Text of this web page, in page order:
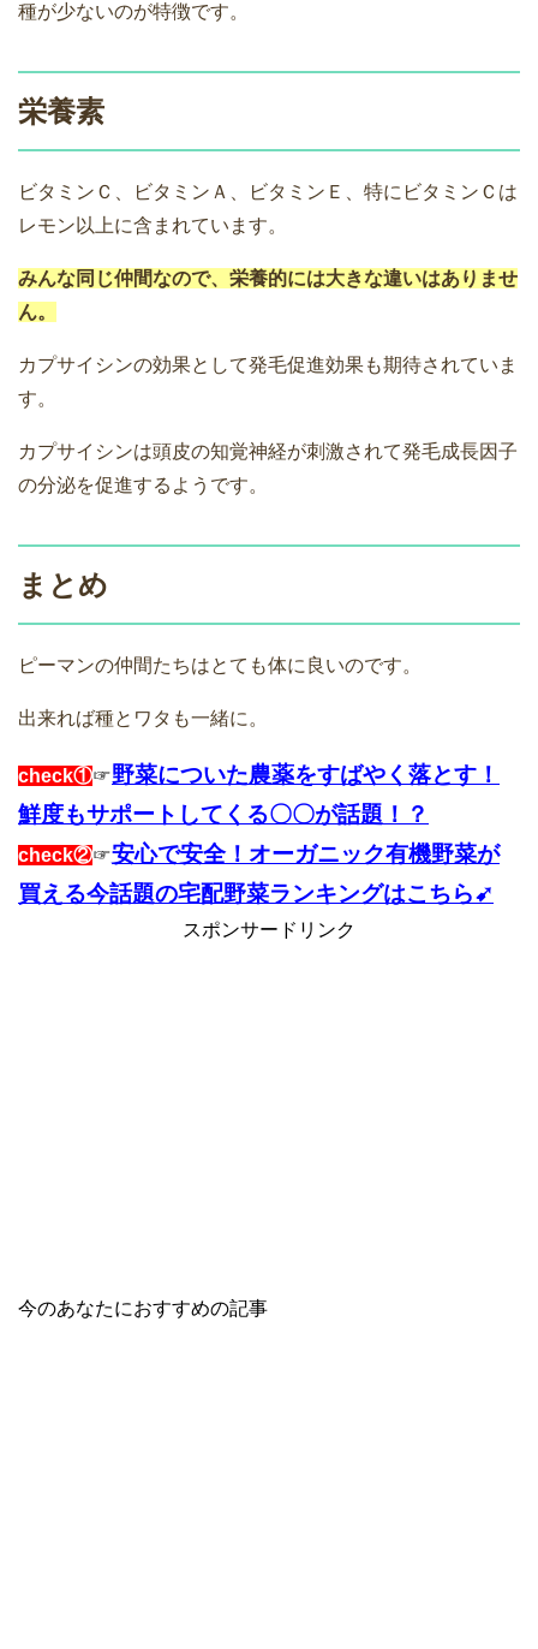
種が少ないのが特徴です。
栄養素
ビタミンＣ、ビタミンＡ、ビタミンＥ、特にビタミンＣは
レモン以上に含まれています。
みんな同じ仲間なので、栄養的には大きな違いはありませ
ん。
カプサイシンの効果として発毛促進効果も期待されていま
す。
カプサイシンは頭皮の知覚神経が刺激されて発毛成長因子
の分泌を促進するようです。
まとめ
ピーマンの仲間たちはとても体に良いのです。
出来れば種とワタも一緒に。
check①☞野菜についた農薬をすばやく落とす！
鮮度もサポートしてくる〇〇が話題！？
check②☞安心で安全！オーガニック有機野菜が
買える今話題の宅配野菜ランキングはこちら➹
スポンサードリンク
今のあなたにおすすめの記事